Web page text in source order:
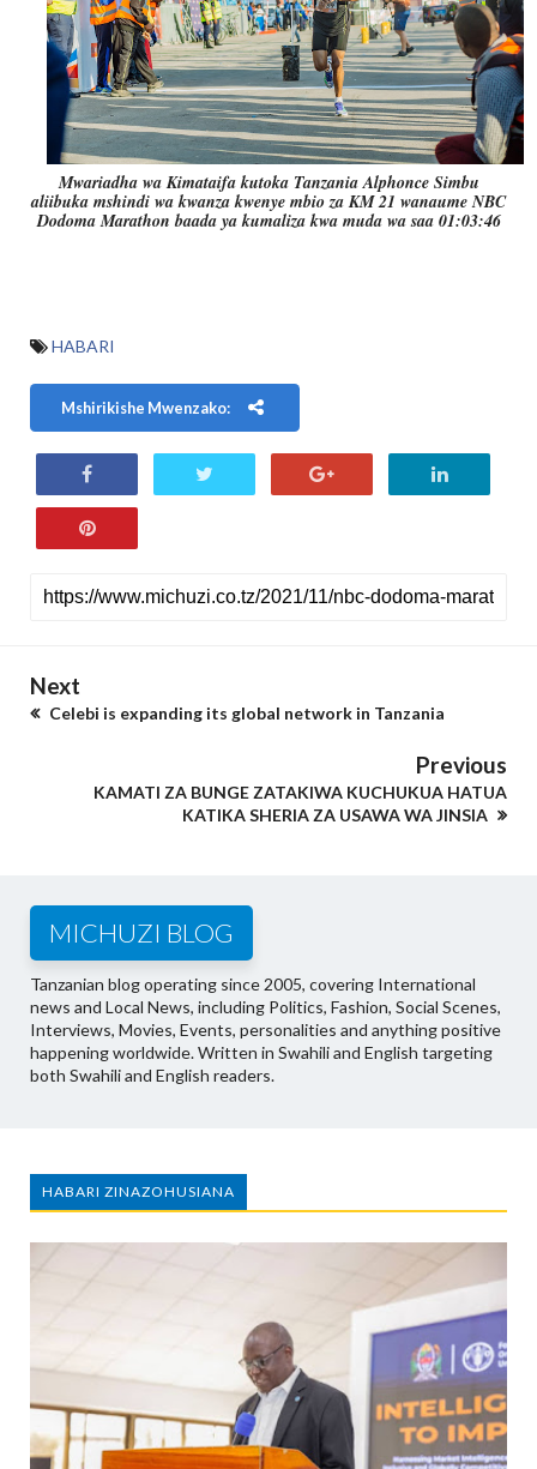
Mwariadha wa Kimataifa kutoka Tanzania Alphonce Simbu
aliibuka mshindi wa kwanza kwenye mbio za KM 21 wanaume NBC
Dodoma Marathon baada ya kumaliza kwa muda wa saa 01:03:46
HABARI
Mshirikishe Mwenzako:
Next
Celebi is expanding its global network in Tanzania
Previous
KAMATI ZA BUNGE ZATAKIWA KUCHUKUA HATUA
KATIKA SHERIA ZA USAWA WA JINSIA
MICHUZI BLOG
Tanzanian blog operating since 2005, covering International
news and Local News, including Politics, Fashion, Social Scenes,
Interviews, Movies, Events, personalities and anything positive
happening worldwide. Written in Swahili and English targeting
both Swahili and English readers.
HABARI ZINAZOHUSIANA